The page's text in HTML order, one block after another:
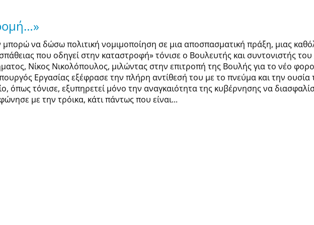
μπορώ να δώσω πολιτική νομιμοποίηση σε μια αποσπασματική πράξη, μιας
που οδηγεί στην καταστροφή» τόνισε ο Βουλευτής και συντονιστής
Νίκος Νικολόπουλος, μιλώντας στην επιτροπή της Βουλής για το νέο
Εργασίας εξέφρασε την πλήρη αντίθεσή του με το πνεύμα και την
όπως τόνισε, εξυπηρετεί μόνο την αναγκαιότητα της κυβέρνησης να
με την τρόικα, κάτι πάντως που είναι...